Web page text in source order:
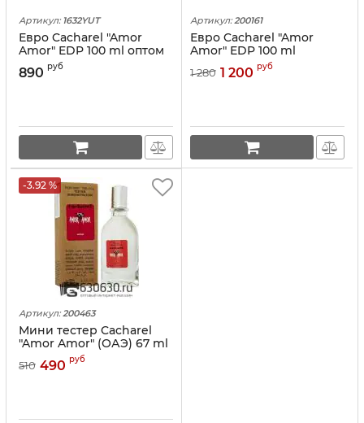
Артикул: 1632YUT
Евро Cacharel "Amor
Amor" EDP 100 ml оптом
890 руб
Артикул: 200161
Евро Cacharel "Amor
Amor" EDP 100 ml
1 280 1 200 руб
-3.92 %
Артикул: 200463
Мини тестер Cacharel
"Amor Amor" (ОАЭ) 67 ml
510 490 руб